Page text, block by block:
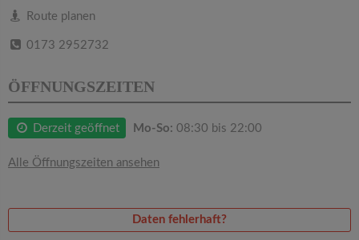
Route planen
0173 2952732
ÖFFNUNGSZEITEN
Derzeit geöffnet Mo-So: 08:30 bis 22:00
Alle Öffnungszeiten ansehen
Daten fehlerhaft?
g
a
t